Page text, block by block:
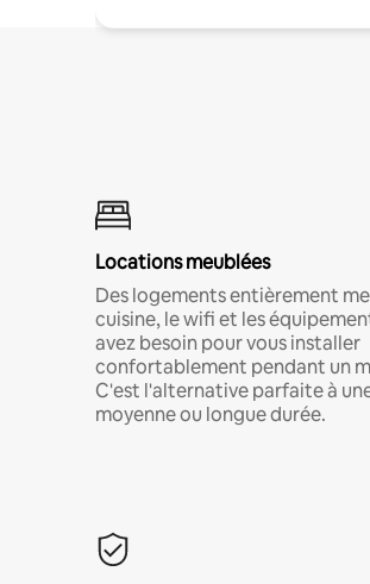
Locations meublées
Des logements entièrement
cuisine, le wifi et les
avez besoin pour vous installer
confortablement pendant un
C'est l'alternative parfaite à
moyenne ou longue durée.